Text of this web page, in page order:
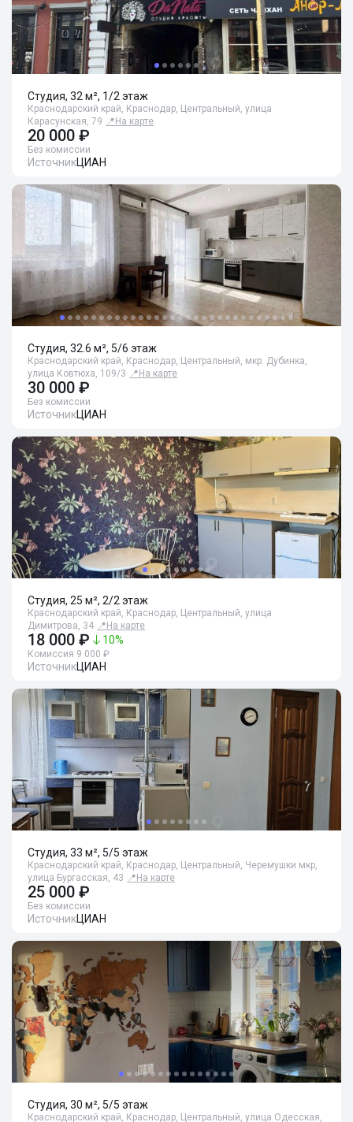
Студия, 32 м², 1/2 этаж
Краснодарский край, Краснодар, Центральный, улица
Карасунская, 79 📍 На карте
20 000 ₽
Без комиссии
ИсточникЦИАН
Студия, 32.6 м², 5/6 этаж
Краснодарский край, Краснодар, Центральный, мкр. Дубинка,
улица Ковтюха, 109/3 📍 На карте
30 000 ₽
Без комиссии
ИсточникЦИАН
Студия, 25 м², 2/2 этаж
Краснодарский край, Краснодар, Центральный, улица
Димитрова, 34 📍 На карте
18 000 ₽ 10%
Комиссия 9 000 ₽
ИсточникЦИАН
Студия, 33 м², 5/5 этаж
Краснодарский край, Краснодар, Центральный, Черемушки мкр,
улица Бургасская, 43 📍 На карте
25 000 ₽
Без комиссии
ИсточникЦИАН
Студия, 30 м², 5/5 этаж
Краснодарский край, Краснодар, Центральный, улица Одесская,